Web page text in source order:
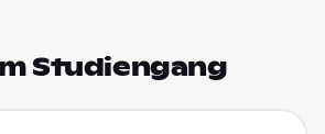
Studiengang